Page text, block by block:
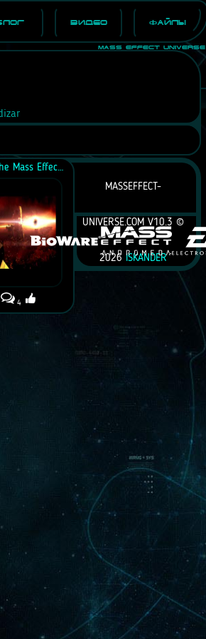
Mass Effect Universe
Видео Файлы
Tribute to the Mass Effect Saga
4
MASSEFFECT-
UNIVERSE.COM V10.3 ©
2026 ISKANDER